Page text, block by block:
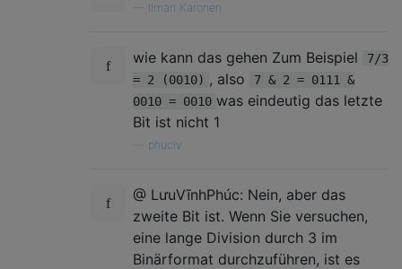
Ilmari Karonen
wie kann das gehen Zum Beispiel
7/3
= 2 (0010) , also
7 & 2 = 0111 &
0010 = 0010 was eindeutig das letzte
Bit ist nicht 1
phuclv
@ LưuVĩnhPhúc: Nein, aber das
zweite Bit ist. Wenn Sie versuchen,
eine lange Division durch 3 im
Binärformat durchzuführen, ist es